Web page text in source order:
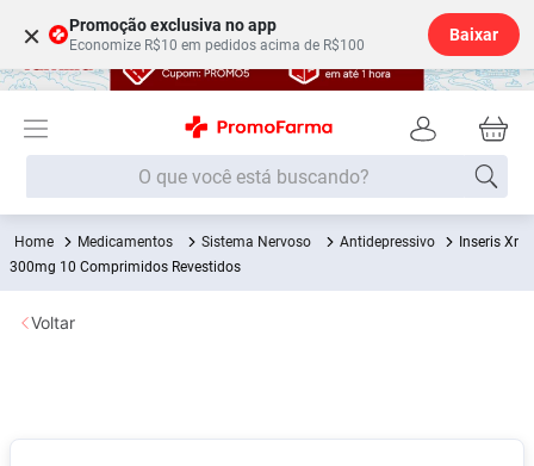
× Promoção exclusiva no app
Economize R$10 em pedidos acima de R$100
Baixar
O que você está buscando?
Medicamentos Sistema Nervoso Antidepressivo
Inseris Xr
300mg 10 Comprimidos Revestidos
Voltar
Termos mais buscados
1º Fralda
2